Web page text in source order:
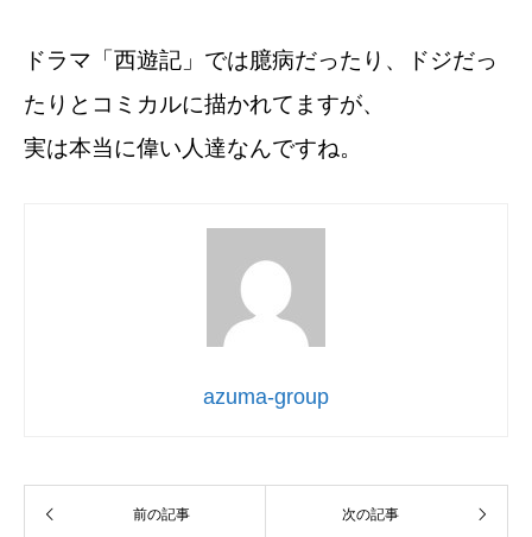
ドラマ「西遊記」では臆病だったり、ドジだっ
たりとコミカルに描かれてますが、
実は本当に偉い人達なんですね。
azuma-group
前の記事 次の記事